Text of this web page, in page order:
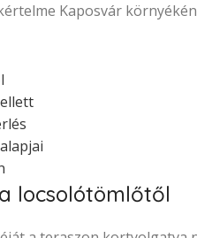
Kaposvár
locsolótömlőtől